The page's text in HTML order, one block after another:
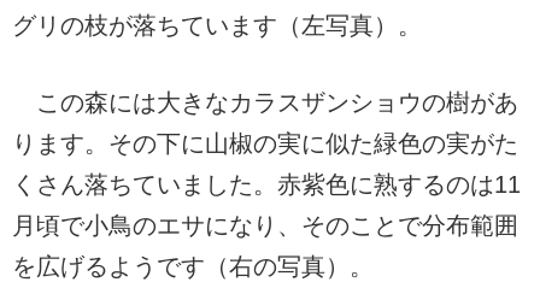
グリの枝が落ちています （左写真） 。
この森には大きなカラスザンショウの樹があ
ります。その下に山椒の実に似た緑色の実がた
くさん落ちていました。赤紫色に熟するのは11
月頃で小鳥のエサになり、そのことで分布範囲
を広げるようです （右の写真） 。